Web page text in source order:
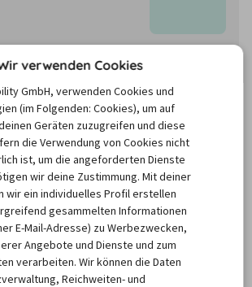
auf dem Minimum Median-Suchpreis für die
und können für neue Suchanfragen variieren.
Bretagne
verwenden Cookies
GmbH, verwenden Cookies und
(im Folgenden: Cookies), um auf
Geräten zuzugreifen und diese
die Verwendung von Cookies nicht
ist, um die angeforderten Dienste
wir deine Zustimmung. Mit deiner
wir ein individuelles Profil erstellen
gesammelten Informationen
E-Mail-Adresse) zu Werbezwecken,
Angebote und Dienste und zum
verarbeiten. Wir können die Daten
Reichweiten- und